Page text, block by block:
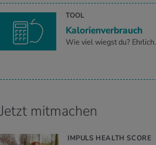
TOOL
Kalorienverbrauch
Wie viel wiegst du? Ehrlich.
Jetzt mitmachen
IMPULS HEALTH SCORE